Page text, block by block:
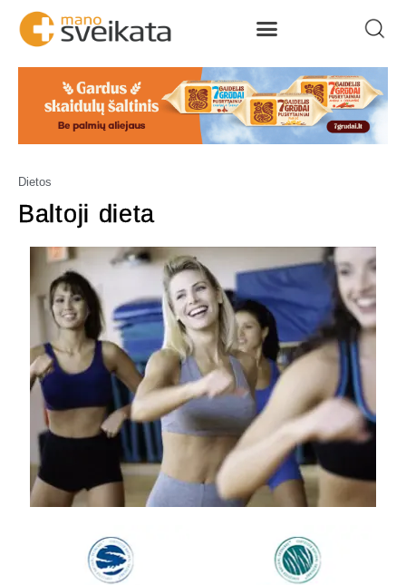
Dietos
Baltoji dieta